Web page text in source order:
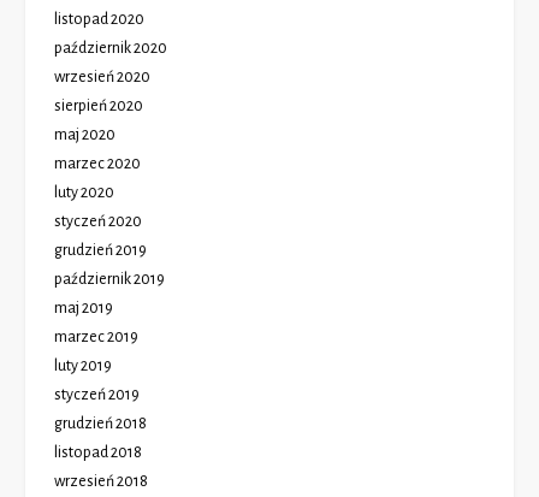
listopad 2020
październik 2020
wrzesień 2020
sierpień 2020
maj 2020
marzec 2020
luty 2020
styczeń 2020
grudzień 2019
październik 2019
maj 2019
marzec 2019
luty 2019
styczeń 2019
grudzień 2018
listopad 2018
wrzesień 2018